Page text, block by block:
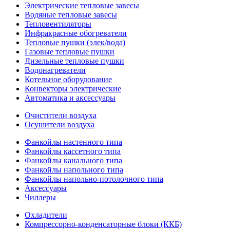
Электрические тепловые завесы
Водяные тепловые завесы
Тепловентиляторы
Инфракрасные обогреватели
Тепловые пушки (элек/вода)
Газовые тепловые пушки
Дизельные тепловые пушки
Водонагреватели
Котельное оборудование
Конвекторы электрические
Автоматика и аксессуары
Очистители воздуха
Осушители воздуха
Фанкойлы настенного типа
Фанкойлы кассетного типа
Фанкойлы канального типа
Фанкойлы напольного типа
Фанкойлы напольно-потолочного типа
Аксессуары
Чиллеры
Охладители
Компрессорно-конденсаторные блоки (ККБ)